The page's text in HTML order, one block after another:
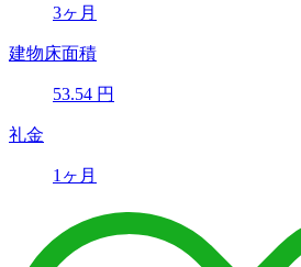
3ヶ月
建物床面積
53.54 円
礼金
1ヶ月